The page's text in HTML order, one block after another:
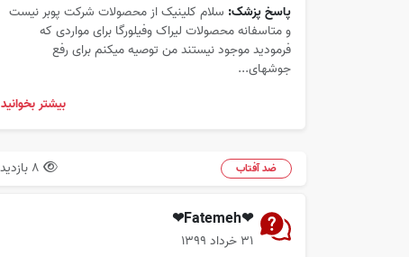
پاسخ پزشک: سلام کلینیک از محصولات شرکت پوبر نیست
و متاسفانه محصولات لیراک وفیلورگا برای مواردی که
فرمودید موجود نیستند من توصیه میکنم برای رفع
جوشهای...
بیشتر بخوانید
ضد آفتاب
❤Fatemeh❤
۳۱ خرداد ۱۳۹۹